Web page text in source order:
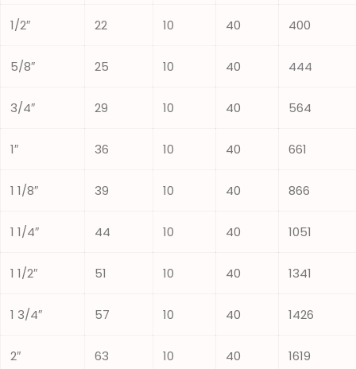
1/2″ 22 10 40 400
5/8″ 25 10 40 444
3/4″ 29 10 40 564
1″ 36 10 40 661
1 1/8″ 39 10 40 866
1 1/4″ 44 10 40 1051
1 1/2″ 51 10 40 1341
1 3/4″ 57 10 40 1426
2″ 63 10 40 1619